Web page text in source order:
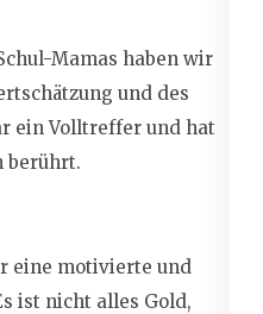
Mamas haben wir
und des
ein Volltreffer und hat
berührt.
eine motivierte und
ist nicht alles Gold,